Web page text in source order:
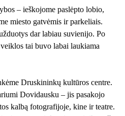
– ieškojome paslėpto lobio,
miesto gatvėmis ir parkeliais.
dar labiau suvienijo. Po
tai buvo labai laukiama
Druskininkų kultūros centre.
Dovidausku – jis pasakojo
kalbą fotografijoje, kine ir teatre.